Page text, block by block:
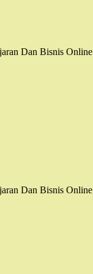
Dan Bisnis Online
Dan Bisnis Online